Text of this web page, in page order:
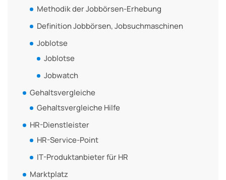
Methodik der Jobbörsen-Erhebung
Definition Jobbörsen, Jobsuchmaschinen
Joblotse
Joblotse
Jobwatch
Gehaltsvergleiche
Gehaltsvergleiche Hilfe
HR-Dienstleister
HR-Service-Point
IT-Produktanbieter für HR
Marktplatz